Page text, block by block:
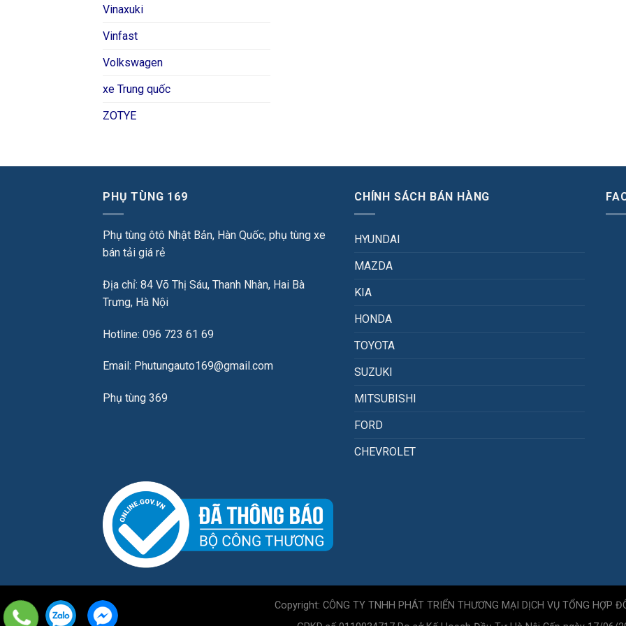
Vinaxuki
Vinfast
Volkswagen
xe Trung quốc
ZOTYE
PHỤ TÙNG 169
Phụ tùng ôtô Nhật Bản, Hàn Quốc, phụ tùng xe
bán tải giá rẻ
Địa chỉ: 84 Võ Thị Sáu, Thanh Nhàn, Hai Bà
Trưng, Hà Nội
Hotline: 096 723 61 69
Email: Phutungauto169@gmail.com
Phụ tùng 369
CHÍNH SÁCH BÁN HÀNG
HYUNDAI
MAZDA
KIA
HONDA
TOYOTA
SUZUKI
MITSUBISHI
FORD
CHEVROLET
Copyright: CÔNG TY TNHH PHÁT TRIỂN THƯƠNG MẠI DỊCH VỤ TỔNG HỢP